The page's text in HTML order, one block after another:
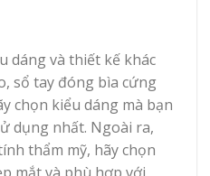
dáng và thiết kế khác
sổ tay đóng bìa cứng
chọn kiểu dáng mà bạn
dụng nhất. Ngoài ra,
thẩm mỹ, hãy chọn